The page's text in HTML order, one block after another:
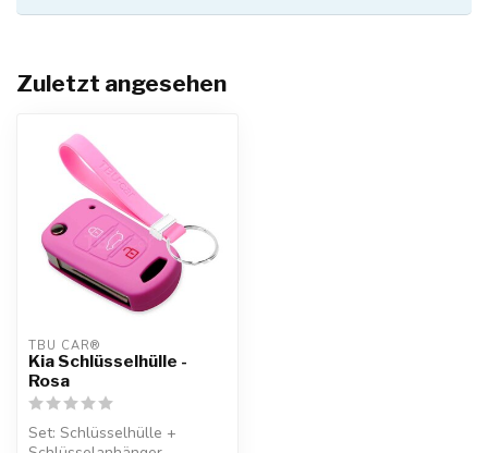
Zuletzt angesehen
TBU CAR®
Kia Schlüsselhülle -
Rosa
Set: Schlüsselhülle +